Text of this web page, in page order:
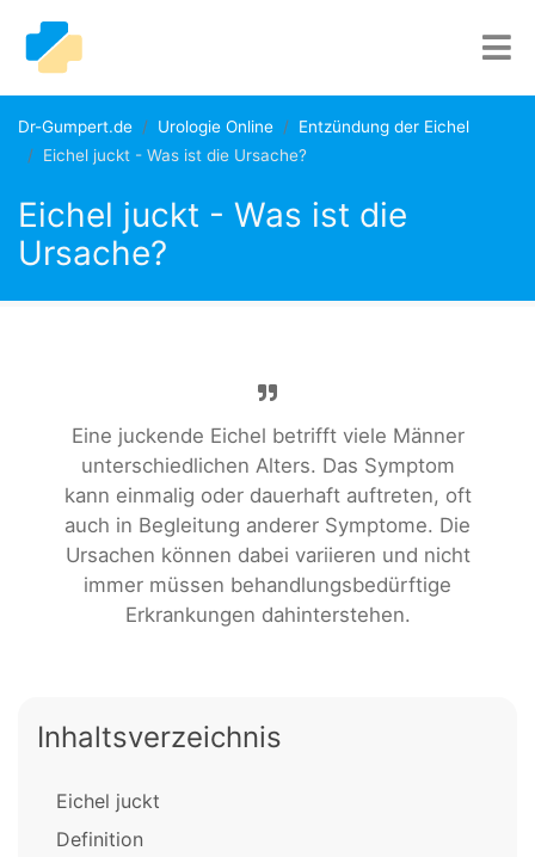
Dr-Gumpert.de Urologie Online
Entzündung der Eichel
Eichel juckt - Was ist die Ursache?
Eichel juckt - Was ist die
Ursache?
Eine juckende Eichel betrifft viele Männer
unterschiedlichen Alters. Das Symptom
kann einmalig oder dauerhaft auftreten, oft
auch in Begleitung anderer Symptome. Die
Ursachen können dabei variieren und nicht
immer müssen behandlungsbedürftige
Erkrankungen dahinterstehen.
Inhaltsverzeichnis
Eichel juckt
Definition